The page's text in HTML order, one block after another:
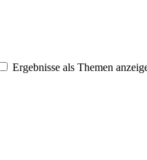
Ergebnisse als Themen